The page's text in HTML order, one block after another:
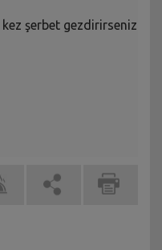
şerbet gezdirirseniz